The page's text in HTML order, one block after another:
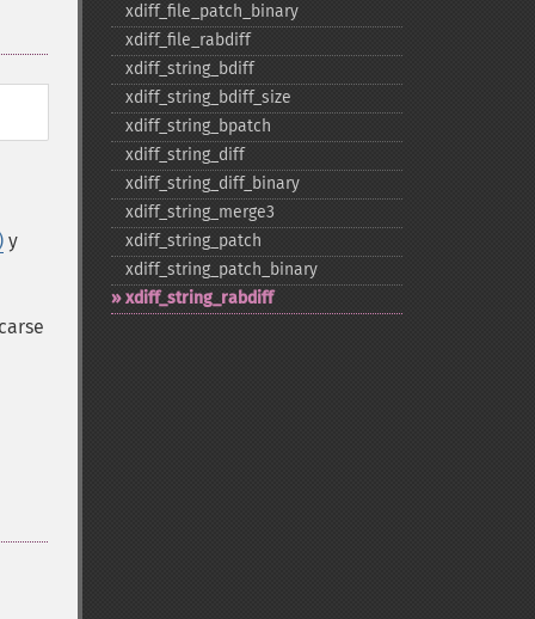
y
xdiff_​file_​patch_​binary
xdiff_​file_​rabdiff
xdiff_​string_​bdiff
xdiff_​string_​bdiff_​size
xdiff_​string_​bpatch
xdiff_​string_​diff
xdiff_​string_​diff_​binary
xdiff_​string_​merge3
xdiff_​string_​patch
xdiff_​string_​patch_​binary
xdiff_​string_​rabdiff